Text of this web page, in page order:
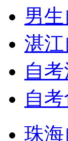
男
湛
自
自
珠